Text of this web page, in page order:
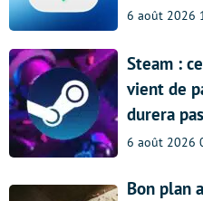
6 août 2026
Steam :
vient de
durera pas
6 août 2026
Bon plan